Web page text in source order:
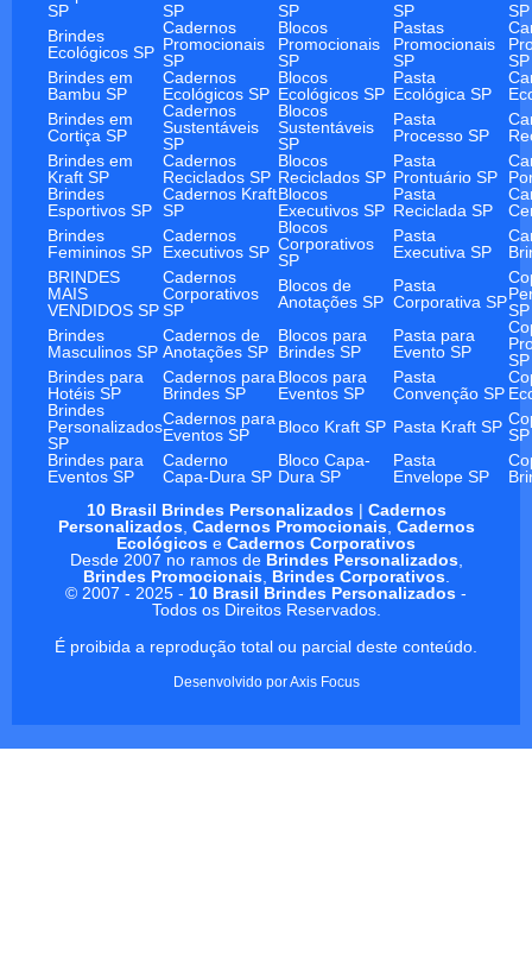
SP
SP
SP
SP
SP
Brindes
Ecológicos SP
Cadernos
Promocionais
SP
Blocos
Promocionais
SP
Pastas
Promocionais
SP
SP
Brindes em
Bambu SP
Cadernos
Ecológicos SP
Blocos
Ecológicos SP
Pasta
Ecológica SP
Brindes em
Cortiça SP
Cadernos
Sustentáveis
SP
Blocos
Sustentáveis
SP
Pasta
Processo SP
Brindes em
Kraft SP
Cadernos
Reciclados SP
Blocos
Reciclados SP
Pasta
Prontuário SP
Brindes
Esportivos SP
Cadernos Kraft
SP
Blocos
Executivos SP
Pasta
Reciclada SP
Brindes
Femininos SP
Cadernos
Executivos SP
Blocos
Corporativos
SP
Pasta
Executiva SP
BRINDES
MAIS
VENDIDOS SP
Cadernos
Corporativos
SP
Blocos de
Anotações SP
Pasta
Corporativa SPSP
Brindes
Masculinos SP
Cadernos de
Anotações SP
Blocos para
Brindes SP
Pasta para
Evento SP
SP
Brindes para
Hotéis SP
Cadernos para
Brindes SP
Blocos para
Eventos SP
Pasta
Convenção SP
Brindes
Personalizados
SP
Cadernos para
Eventos SP
Bloco Kraft SP Pasta Kraft SP SP
Brindes para
Eventos SP
Caderno
Capa-Dura SP
Bloco Capa-
Dura SP
Pasta
Envelope SP
10 Brasil Brindes Personalizados| Cadernos
Personalizados, Cadernos Promocionais, Cadernos
Ecológicos e Cadernos Corporativos
Desde 2007 no ramos de Brindes Personalizados,
Brindes Promocionais, Brindes Corporativos.
© 2007 - 2025 - 10 Brasil Brindes Personalizados -
Todos os Direitos Reservados.
É proibida a reprodução total ou parcial deste conteúdo.
Desenvolvido porAxis Focus